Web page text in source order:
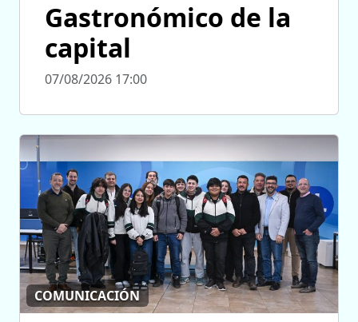
Gastronómico de la
capital
07/08/2026 17:00
COMUNICACIÓN